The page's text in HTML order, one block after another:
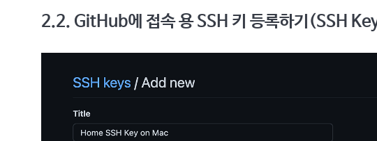
2.2. GitHub에 접속 용 SSH 키 등록하기(SSH